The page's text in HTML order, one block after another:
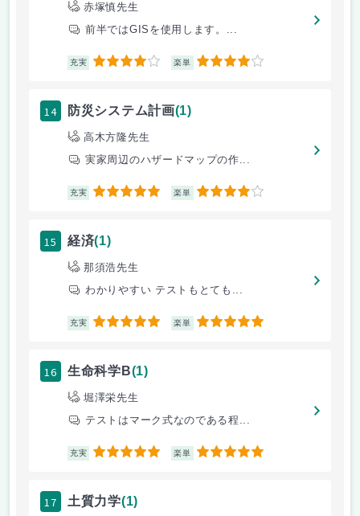
赤塚慎先生
前半ではGISを使用します。...
充実 4 楽単 4
14 防災システム計画(1)
高木方隆先生
実家周辺のハザードマップの作...
充実 5 楽単 4
15 経済(1)
那須浩先生
わかりやすい テストもとても...
充実 5 楽単 5
16 生命科学B(1)
堀澤栄先生
テストはマーク式なのである程...
充実 5 楽単 5
17 土質力学(1)